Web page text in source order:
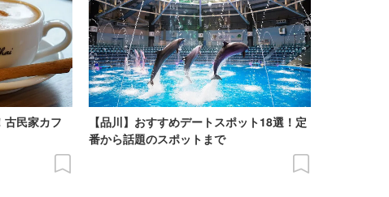
古民家カフ
【品川】おすすめデートスポット18選！定
番から話題のスポットまで